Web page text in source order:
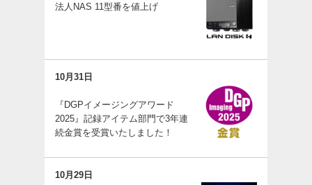
法人NAS 11型番を値上げ
10月31日
『DGPイメージングアワード
2025』記録アイテム部門で3年連
続金賞を受賞いたしました！
10月29日